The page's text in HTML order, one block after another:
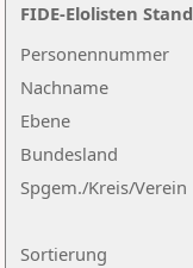
Nachname
Ebene
Sortierung
Personennummer
Bundesland
Spgem./Kreis/Verein
FIDE-Elolisten Stand